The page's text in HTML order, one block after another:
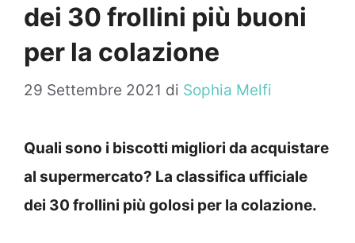
dei 30 frollini più buoni
per la colazione
29 Settembre 2021 di Sophia Melfi
Quali sono i biscotti migliori da acquistare
al supermercato? La classifica ufficiale
dei 30 frollini più golosi per la colazione.